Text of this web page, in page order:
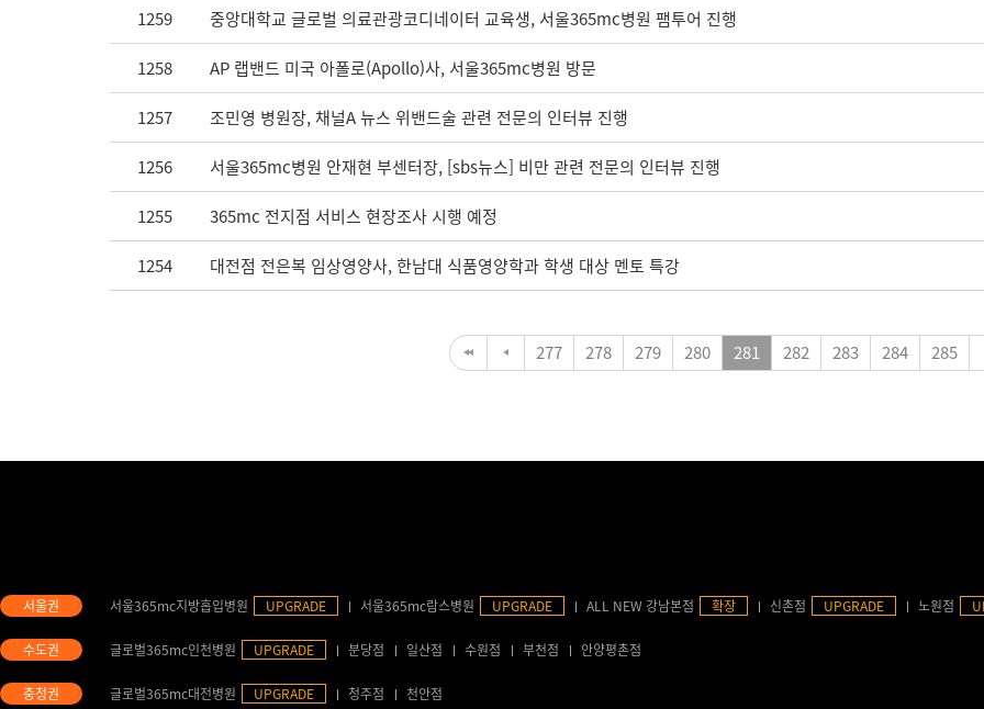
1259 중앙대학교 글로벌 의료관광코디네이터 교육생, 서울365mc병원 팸투어 진행
1258 AP 랩밴드 미국 아폴로(Apollo)사, 서울365mc병원 방문
1257 조민영 병원장, 채널A 뉴스 위밴드술 관련 전문의 인터뷰 진행
1256 서울365mc병원 안재현 부센터장, [sbs뉴스] 비만 관련 전문의 인터뷰 진행
1255 365mc 전지점 서비스 현장조사 시행 예정
1254 대전점 전은복 임상영양사, 한남대 식품영양학과 학생 대상 멘토 특강
277 278 279 280 281 282 283 284 285
서울365mc지방흡입병원 UPGRADE 서울365mc람스병원 UPGRADE ALL NEW 강남본점 확장 신촌점 UPGRADE 노원점
글로벌365mc인천병원 UPGRADE 분당점 일산점 수원점 부천점 안양평촌점
글로벌365mc대전병원 UPGRADE 청주점 천안점